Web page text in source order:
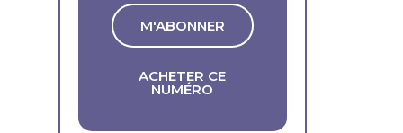
M'ABONNER
ACHETER CE
NUMÉRO